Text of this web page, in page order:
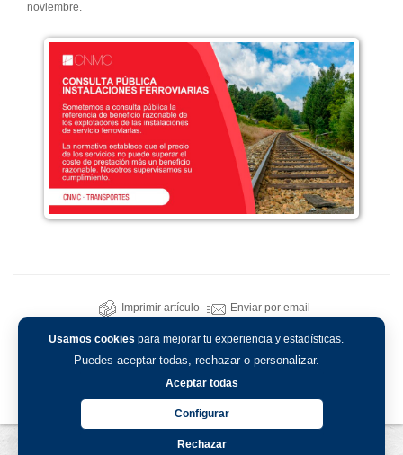
Usamos cookies para mejorar tu experiencia y estadísticas.
Puedes aceptar todas, rechazar o personalizar.
Aceptar todas
Configurar
Rechazar
noviembre.
Imprimir artículo Enviar por email
Política de privacidad